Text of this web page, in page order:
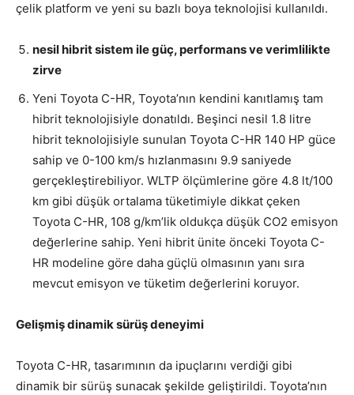
çelik platform ve yeni su bazlı boya teknolojisi kullanıldı.
nesil hibrit sistem ile güç, performans ve verimlilikte
zirve
Yeni Toyota C-HR, Toyota’nın kendini kanıtlamış tam
hibrit teknolojisiyle donatıldı. Beşinci nesil 1.8 litre
hibrit teknolojisiyle sunulan Toyota C-HR 140 HP güce
sahip ve 0-100 km/s hızlanmasını 9.9 saniyede
gerçekleştirebiliyor. WLTP ölçümlerine göre 4.8 lt/100
km gibi düşük ortalama tüketimiyle dikkat çeken
Toyota C-HR, 108 g/km’lik oldukça düşük CO2 emisyon
değerlerine sahip. Yeni hibrit ünite önceki Toyota C-
HR modeline göre daha güçlü olmasının yanı sıra
mevcut emisyon ve tüketim değerlerini koruyor.
Gelişmiş dinamik sürüş deneyimi
Toyota C-HR, tasarımının da ipuçlarını verdiği gibi
dinamik bir sürüş sunacak şekilde geliştirildi. Toyota’nın